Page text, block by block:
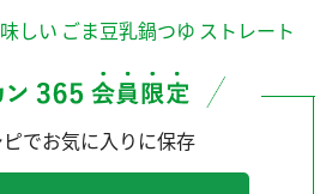
しい ごま豆乳鍋つゆ ストレート
でお気に入りに保存